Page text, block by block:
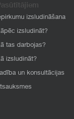
izsludināšana
izsludināt?
tas darbojas?
izsludināt?
un konsultācijas